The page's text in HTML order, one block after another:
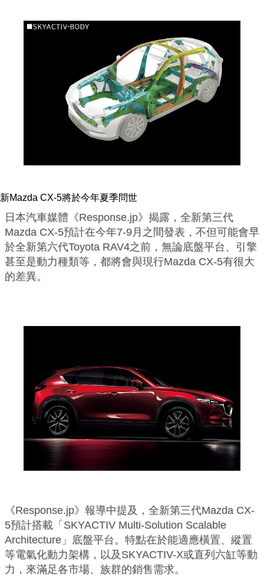
新Mazda CX-5將於今年夏季問世
日本汽車媒體《Response.jp》揭露，全新第三代
Mazda CX-5預計在今年7-9月之間發表，不但可能會早
於全新第六代Toyota RAV4之前，無論底盤平台、引擎
甚至是動力種類等，都將會與現行Mazda CX-5有很大
的差異。
《Response.jp》報導中提及，全新第三代Mazda CX-
5預計搭載「SKYACTIV Multi-Solution Scalable
Architecture」底盤平台。特點在於能適應橫置、縱置
等電氣化動力架構，以及SKYACTIV-X或直列六缸等動
力，來滿足各市場、族群的銷售需求。